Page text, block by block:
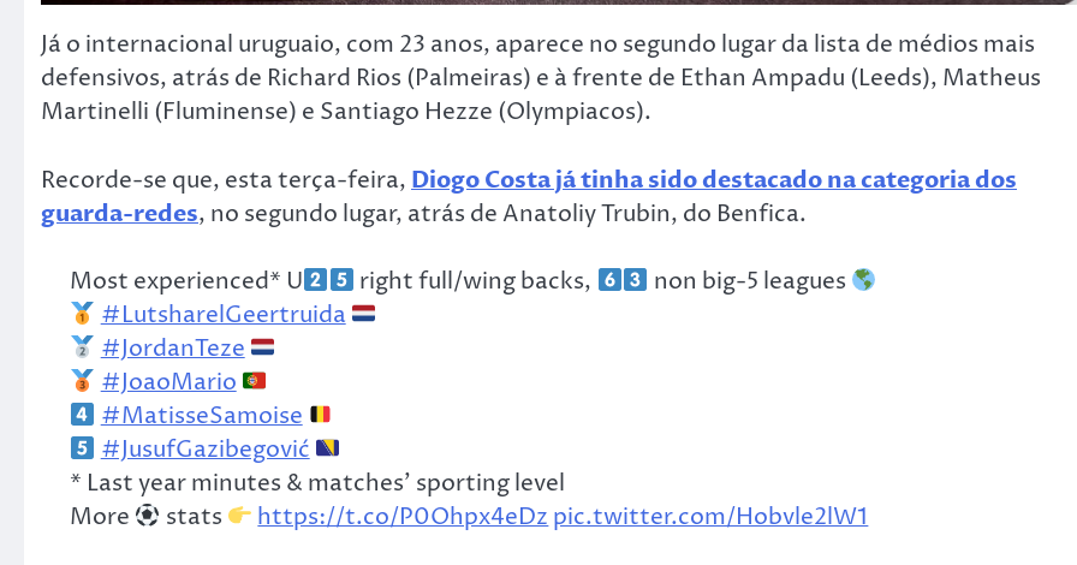
Já o internacional uruguaio, com 23 anos, aparece no segundo lugar da lista de médios mais
defensivos, atrás de Richard Rios (Palmeiras) e à frente de Ethan Ampadu (Leeds), Matheus
Martinelli (Fluminense) e Santiago Hezze (Olympiacos).
Recorde-se que, esta terça-feira, Diogo Costa já tinha sido destacado na categoria dos
guarda-redes, no segundo lugar, atrás de Anatoliy Trubin, do Benfica.
Most experienced* U right full/wing backs,
non big-5 leagues
#LutsharelGeertruida
#JordanTeze
#JoaoMario
#MatisseSamoise
#JusufGazibegović
* Last year minutes & matches' sporting level
More
stats https://t.co/P0Ohpx4eDzpic.twitter.com/Hobvle2lW1